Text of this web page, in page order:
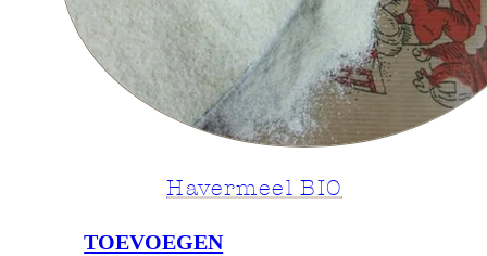
Havermeel BIO
TOEVOEGEN